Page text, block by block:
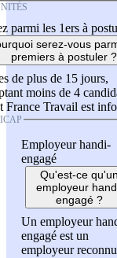
parmi les 1ers à
serez-vous
premiers à postuler ?
de plus de 15 jours,
moins de 4
France Travail est
Employeur handi-
engagé
Qu'est-ce qu'un
employeur
engagé ?
Un employeur
engagé est un
employeur reconnu